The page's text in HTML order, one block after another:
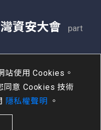
站使用 Cookies。
同意 Cookies 技術
隱私權聲明 。
資安大會
part